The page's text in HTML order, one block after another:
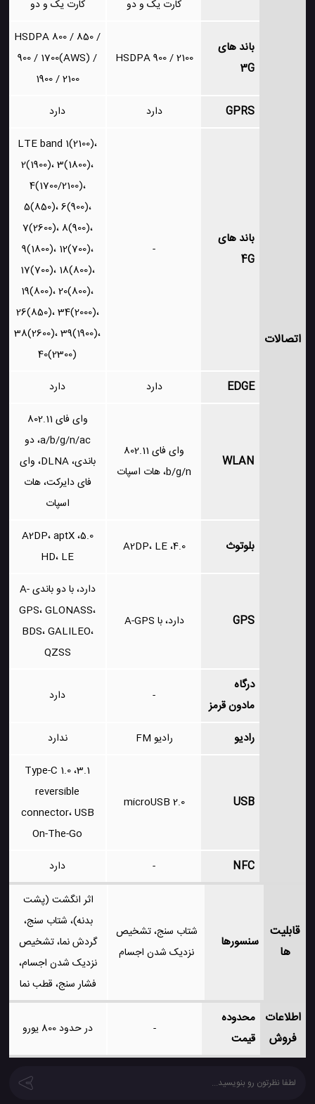
اتصالات
کارت یک و دو کارت یک و دو
باند های
3G
HSDPA 900 / 2100
HSDPA 800 / 850 /
900 / 1700(AWS) /
1900 / 2100
GPRS دارد دارد
باند های
4G
-
LTE band 1(2100)،
2(1900)، 3(1800)،
4(1700/2100)،
5(850)، 6(900)،
7(2600)، 8(900)،
9(1800)، 12(700)،
17(700)، 18(800)،
19(800)، 20(800)،
26(850)، 34(2000)،
38(2600)، 39(1900)،
40(2300)
EDGE دارد دارد
WLAN
وای فای 802.11
b/g/n، هات اسپات
وای فای 802.11
a/b/g/n/ac، دو
باندی، DLNA، وای
فای دایرکت، هات
اسپات
بلوتوث 4.0، A2DP، LE
5.0، A2DP، aptX
HD، LE
GPS دارد، با A-GPS
دارد، با دو باندی A-
GPS، GLONASS،
BDS، GALILEO،
QZSS
درگاه
مادون قرمز
- دارد
رادیو رادیو FM ندارد
USB
microUSB 2.0
3.1، Type-C 1.0
reversible
connector، USB
On-The-Go
NFC
- دارد
قابلیت
ها
سنسورها
شتاب سنج، تشخیص
نزدیک شدن اجسام
اثر انگشت (پشت
بدنه)، شتاب سنج،
گردش نما، تشخیص
نزدیک شدن اجسام،
فشار سنج، قطب نما
اطلاعات
فروش
محدوده
قیمت
- در حدود 800 یورو